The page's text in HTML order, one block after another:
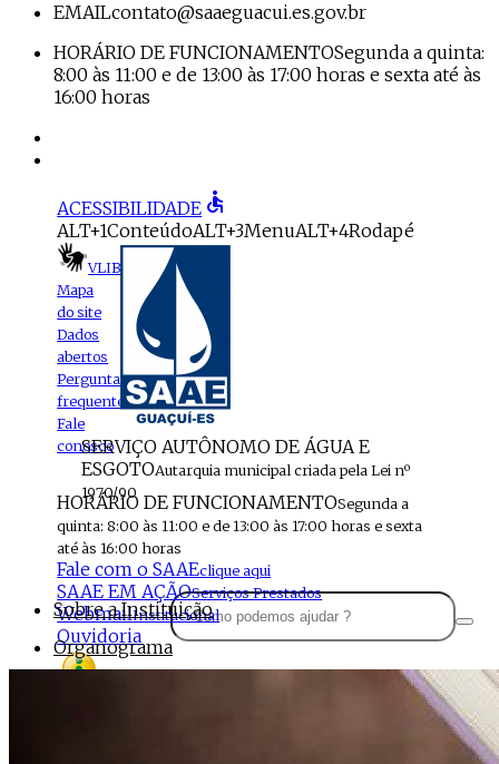
EMAILcontato@saaeguacui.es.gov.br
HORÁRIO DE FUNCIONAMENTOSegunda a quinta:
8:00 às 11:00 e de 13:00 às 17:00 horas e sexta até às
16:00 horas
ACESSIBILIDADE accessible
ALT+1ConteúdoALT+3MenuALT+4Rodapé
VLIBRAS
Mapa
do site
Dados
abertos
Perguntas
frequentes
Fale
conosco
SERVIÇO AUTÔNOMO DE ÁGUA E
ESGOTOAutarquia municipal criada pela Lei nº
1970/90
HORÁRIO DE FUNCIONAMENTOSegunda a
quinta: 8:00 às 11:00 e de 13:00 às 17:00 horas e sexta
até às 16:00 horas
Fale com o SAAEclique aqui
SAAE EM AÇÃOServiços Prestados
WebmailInstitucional
Ouvidoria
Sobre a Instituição
Organograma